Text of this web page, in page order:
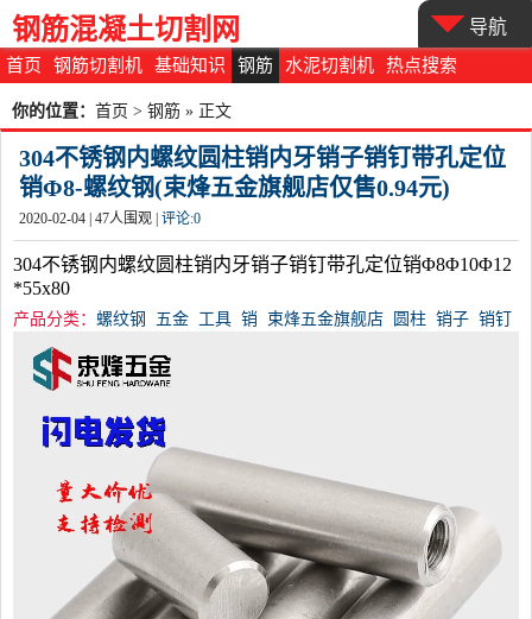
首页 钢筋切割机 基础知识 钢筋 水泥切割机 热点搜索
钢筋混凝土切割网 导航
你的位置： 首页 > 钢筋 » 正文
304不锈钢内螺纹圆柱销内牙销子销钉带孔定位
销Φ8-螺纹钢(束烽五金旗舰店仅售0.94元)
2020-02-04 | 47人围观 | 评论:0
304不锈钢内螺纹圆柱销内牙销子销钉带孔定位销Φ8Φ10Φ12
*55x80
产品分类： 螺纹钢 五金 工具 销 束烽五金旗舰店 圆柱 销子 销钉